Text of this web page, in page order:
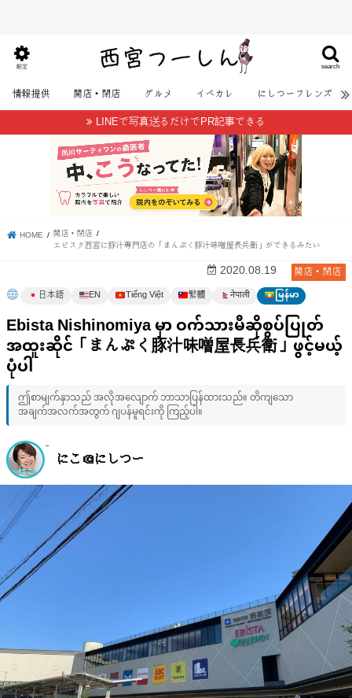
search
設定
情報提供 開店・閉店 グルメ イベカレ にしつーフレンズ
LINEで写真送るだけでPR記事できる
HOME 開店・閉店
エビスタ西宮に豚汁専門店の「まんぷく豚汁味噌屋長兵衛」ができるみたい
開店・閉店
2020.08.19
日本語 EN Tiếng Việt 繁體 नेपाली မြန်မာ
Ebista Nishinomiya မှာ ဝက်သားမီဆိုစွပ်ပြုတ်
အထူးဆိုင်「まんぷく豚汁味噌屋長兵衛」ဖွင့်မယ့်
ပုံပါ
ဤစာမျက်နှာသည် အလိုအလျောက် ဘာသာပြန်ထားသည်။ တိကျသော
အချက်အလက်အတွက် ဂျပန်မူရင်းကို ကြည့်ပါ။
にこ＠にしつー